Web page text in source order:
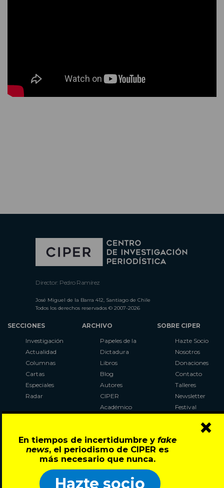
En tiempos de incertidumbre y fake
news, el periodismo de CIPER es
más necesario que nunca.
Hazte socio
×
Director: Pedro Ramírez
José Miguel de la Barra 412, Santiago de Chile
Todos los derechos reservados © 2007-2026
SECCIONES
Investigación
Actualidad
Columnas
Cartas
Especiales
Radar
ARCHIVO
Papeles de la
Dictadura
Libros
Blog
Autores
CIPER
Académico
Al Plebiscito
con CIPER
SOBRE CIPER
Hazte Socio
Nosotros
Donaciones
Contacto
Talleres
Newsletter
Festival